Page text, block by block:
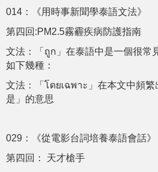
014：《用時事新聞學泰語文法》
第四回:PM2.5霧霾疾病防護指南
文法：「ถูก」在泰語中是一個很常
如下幾種：
文法：「โดยเฉพาะ」在本文中頻繁
是」的意思
029：《從電影台詞培養泰語會話》
第四回： 天才槍手